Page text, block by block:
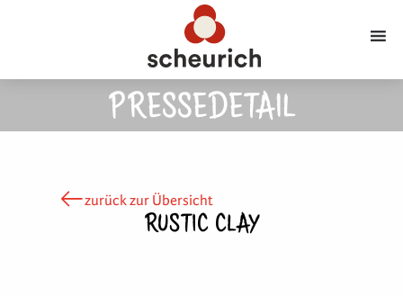
PRESSEDETAIL
zurück zur Übersicht
RUSTIC CLAY